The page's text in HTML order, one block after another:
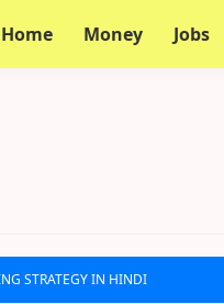
Home Money Jobs
STRATEGY IN HINDI